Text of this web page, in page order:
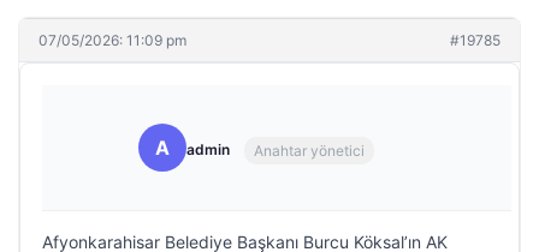
07/05/2026: 11:09 pm #19785
A admin Anahtar yönetici
Afyonkarahisar Belediye Başkanı Burcu Köksal’ın AK